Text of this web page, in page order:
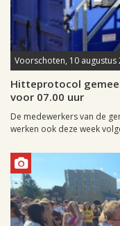
Voorschoten, 10 augustus
Hitteprotocol
voor 07.00 uur
De medewerkers van de
werken ook deze week